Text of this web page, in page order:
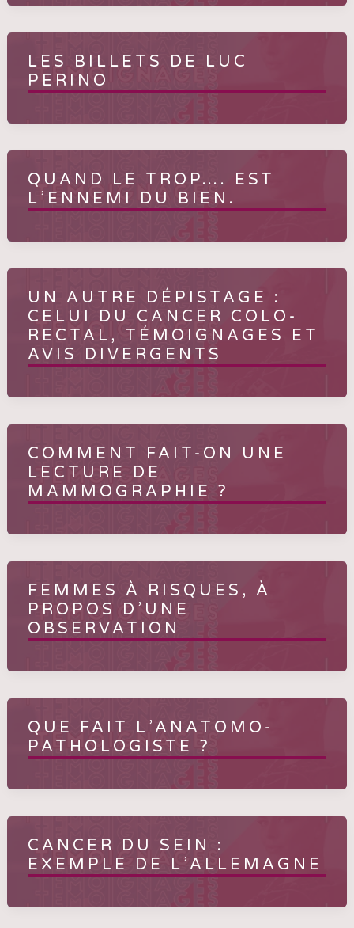
LES BILLETS DE LUC
PERINO
QUAND LE TROP…. EST
L’ENNEMI DU BIEN.
UN AUTRE DÉPISTAGE :
CELUI DU CANCER COLO-
RECTAL, TÉMOIGNAGES ET
AVIS DIVERGENTS
COMMENT FAIT-ON UNE
LECTURE DE
MAMMOGRAPHIE ?
FEMMES À RISQUES, À
PROPOS D’UNE
OBSERVATION
QUE FAIT L’ANATOMO-
PATHOLOGISTE ?
CANCER DU SEIN :
EXEMPLE DE L’ALLEMAGNE